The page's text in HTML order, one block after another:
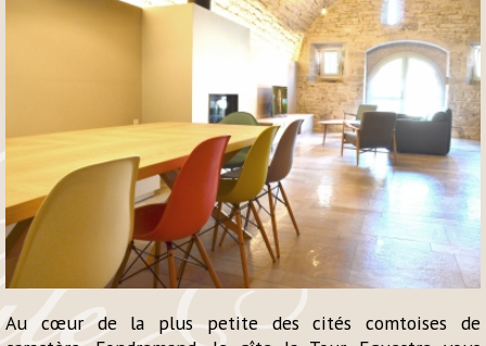
Au cœur de la plus petite des cités comtoises de